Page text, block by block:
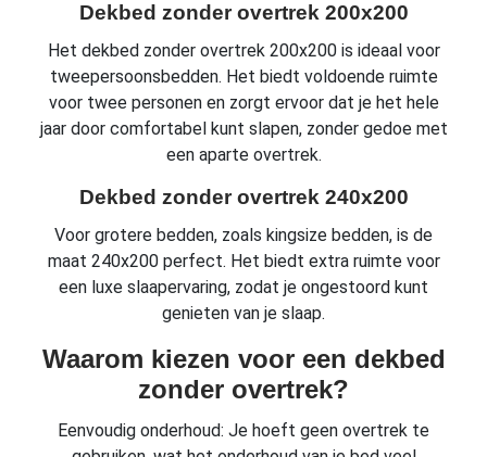
Dekbed zonder overtrek 200x200
Het dekbed zonder overtrek 200x200 is ideaal voor
tweepersoonsbedden. Het biedt voldoende ruimte
voor twee personen en zorgt ervoor dat je het hele
jaar door comfortabel kunt slapen, zonder gedoe met
een aparte overtrek.
Dekbed zonder overtrek 240x200
Voor grotere bedden, zoals kingsize bedden, is de
maat 240x200 perfect. Het biedt extra ruimte voor
een luxe slaapervaring, zodat je ongestoord kunt
genieten van je slaap.
Waarom kiezen voor een dekbed
zonder overtrek?
Eenvoudig onderhoud: Je hoeft geen overtrek te